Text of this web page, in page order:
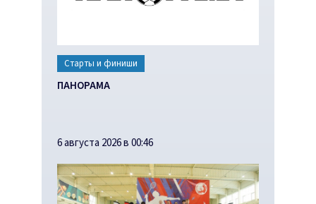
Старты и финиши
ПАНОРАМА
6 августа 2026 в 00:46